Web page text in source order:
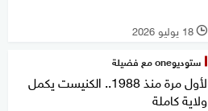
l 18 يوليو 2026
ستوديوone مع فضيلة
لأول مرة منذ 1988.. الكنيست يكمل
ولاية كاملة